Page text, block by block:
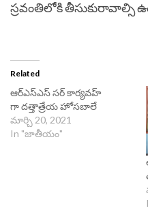
స్రవంతిలోకి తీసుకురావాల్సి
Related
ఆర్‌ఎస్‌ఎస్ సర్ కార్యవహ్
గా దత్తాత్రేయ హోసబాలే
మార్చి 20, 2021
In "జాతీయం"